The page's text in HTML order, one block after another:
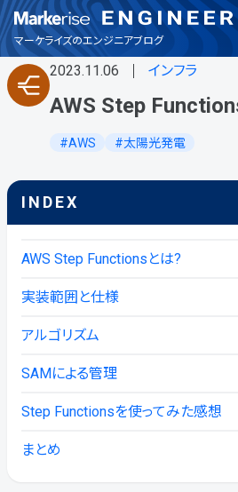
マーケライズのエンジニアブログ
インフラ
お知らせ
その他
品質保証
興味・関心
2023.11.06 インフラ
AWS Step
AWS 太陽光発電
INDEX
AWS Step Functionsとは?
実装範囲と仕様
アルゴリズム
SAMによる管理
Step Functionsを使ってみた感想
まとめ